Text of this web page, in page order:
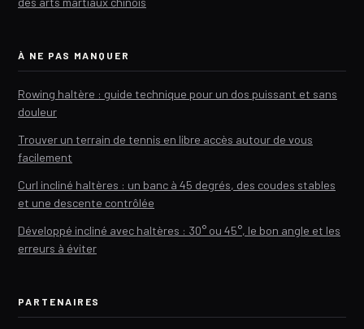
À NE PAS MANQUER
Rowing haltère : guide technique pour un dos puissant et sans
douleur
Trouver un terrain de tennis en libre accès autour de vous
facilement
Curl incliné haltères : un banc à 45 degrés, des coudes stables
et une descente contrôlée
Développé incliné avec haltères : 30° ou 45°, le bon angle et les
erreurs à éviter
PARTENAIRES